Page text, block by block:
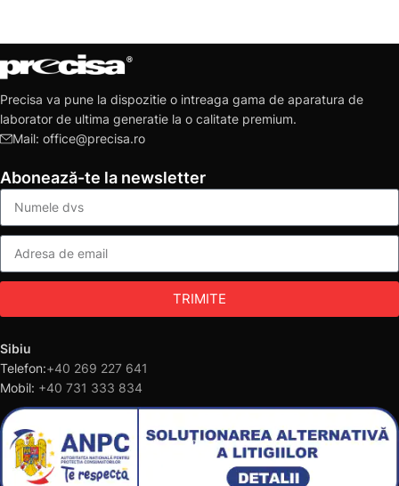
Precisa va pune la dispozitie o intreaga gama de aparatura de
laborator de ultima generatie la o calitate premium.
Mail: office@precisa.ro
Abonează-te la newsletter
TRIMITE
Sibiu
Telefon:+40 269 227 641
Mobil: +40 731 333 834